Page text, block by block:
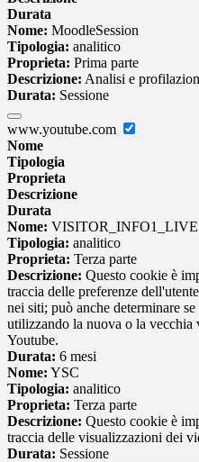
Durata
Nome: MoodleSession
Tipologia: analitico
Proprieta: Prima parte
Descrizione: Analisi e
Durata: Sessione
www.youtube.com
Nome
Tipologia
Proprieta
Descrizione
Durata
Nome: VISITOR_INFO1_LIVE
Tipologia: analitico
Proprieta: Terza parte
Descrizione: Questo cookie è
traccia delle preferenze
nei siti; può anche determinare
utilizzando la nuova o la vecchia
Youtube.
Durata: 6 mesi
Nome: YSC
Tipologia: analitico
Proprieta: Terza parte
Descrizione: Questo cookie è
traccia delle visualizzazioni dei
Durata: Sessione